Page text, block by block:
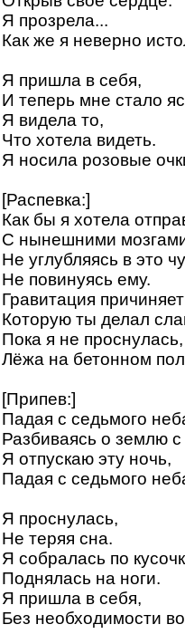
Я прозрела...
Как же я неверно
Я пришла в себя,
И теперь мне стало
Я видела то,
Что хотела видеть.
Я носила розовые
[Распевка:]
Как бы я хотела
С нынешними
Не углубляясь в это
Не повинуясь ему.
Гравитация
Которую ты делал
Пока я не проснулась,
Лёжа на бетонном
[Припев:]
Падая с седьмого
Разбиваясь о землю
Я отпускаю эту ночь,
Падая с седьмого
Я проснулась,
Не теряя сна.
Я собралась по
Поднялась на ноги.
Я пришла в себя,
Без необходимости